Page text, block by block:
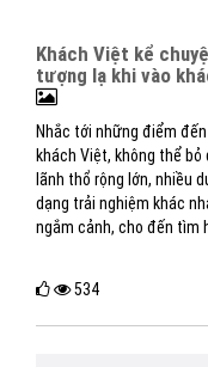
Khách Việt kể
tượng lạ khi vào
Nhắc tới những điểm
khách Việt, không thể bỏ
lãnh thổ rộng lớn, nhiều
dạng trải nghiệm khác
ngắm cảnh, cho đến tìm
534